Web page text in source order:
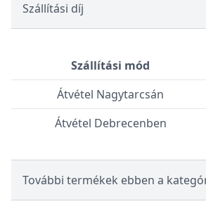
Szállítási díj
Szállítási mód
Átvétel Nagytarcsán
Átvétel Debrecenben
További termékek ebben a